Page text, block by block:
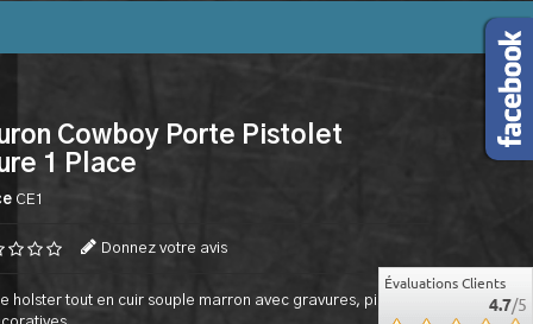
Cowboy Porte Pistolet
1 Place
CE1
Donnez votre avis
holster tout en cuir souple marron avec gravures, pièces
Évaluations Clients
4.7/5